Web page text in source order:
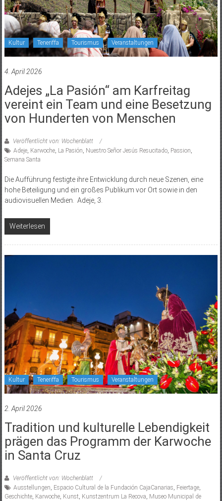
Kultur Teneriffa Tourismus Veranstaltungen
4. April 2026
Adejes „La Pasión“ am Karfreitag
vereint ein Team und eine Besetzung
von Hunderten von Menschen
Veröffentlicht von: Wochenblatt
Adeje, Karwoche, La Pasión, Nuestro Señor Jesús Resucitado, Passion,
Semana Santa
Die Aufführung festigte ihre Entwicklung durch neue Szenen, eine
hohe Beteiligung und ein großes Publikum vor Ort sowie in den
audiovisuellen Medien. Adeje, 3.
Weiterlesen
Kultur Teneriffa Tourismus Veranstaltungen
2. April 2026
Tradition und kulturelle Lebendigkeit
prägen das Programm der Karwoche
in Santa Cruz
Veröffentlicht von: Wochenblatt
Ausstellungen Espacio Cultural de la Fundación CajaCanarias Feiertage,
Geschichte, Karwoche, Kunst Kunstzentrum La Recova Museo Municipal de